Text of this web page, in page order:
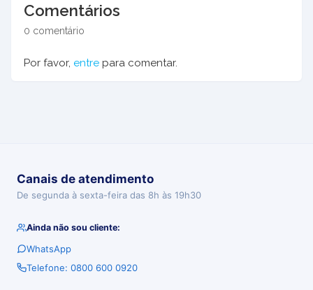
Comentários
0 comentário
Por favor, entre para comentar.
Canais de atendimento
De segunda à sexta-feira das 8h às 19h30
Ainda não sou cliente:
WhatsApp
Telefone: 0800 600 0920